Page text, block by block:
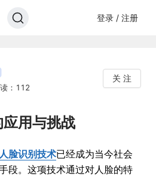
登录 / 注册
：112
关 注
用与挑战
人脸识别技术已经成为当今社会
段。这项技术通过对人脸的特